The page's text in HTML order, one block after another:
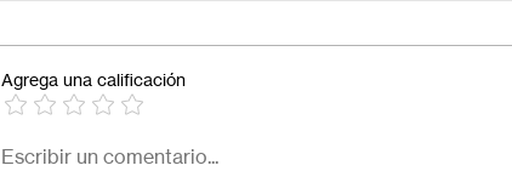
¿Cuál es el mejor colegio
Agrega una calificación
Escribir un comentario...